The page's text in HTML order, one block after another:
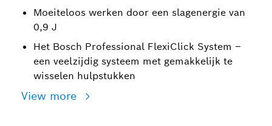
Moeiteloos werken door een slagenergie van
0,9 J
Het Bosch Professional FlexiClick System –
een veelzijdig systeem met gemakkelijk te
wisselen hulpstukken
View more